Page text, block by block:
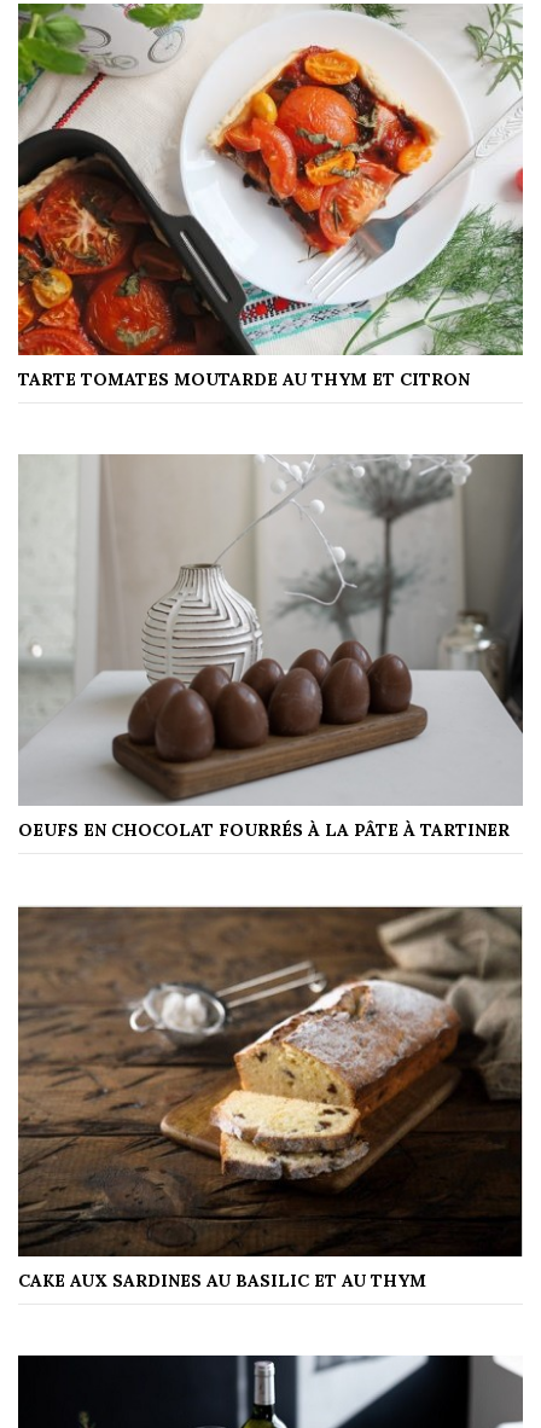
TARTE TOMATES MOUTARDE AU THYM ET CITRON
OEUFS EN CHOCOLAT FOURRÉS À LA PÂTE À TARTINER
CAKE AUX SARDINES AU BASILIC ET AU THYM